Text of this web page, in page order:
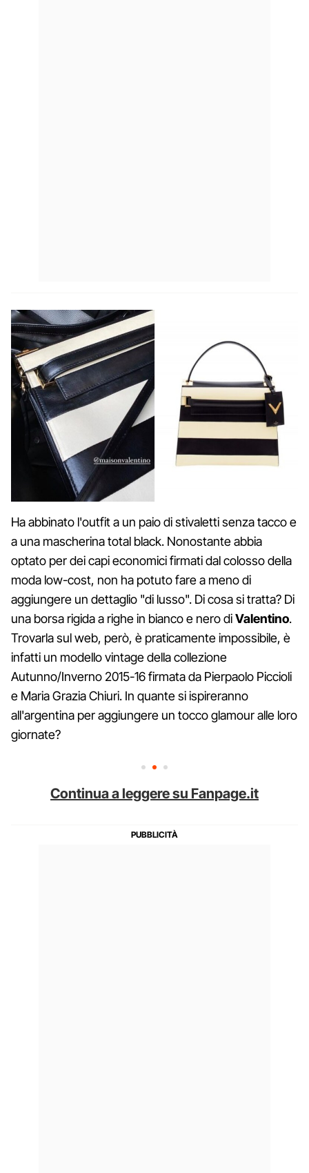
Ha abbinato l'outfit a un paio di stivaletti senza tacco e
a una mascherina total black. Nonostante abbia
optato per dei capi economici firmati dal colosso della
moda low-cost, non ha potuto fare a meno di
aggiungere un dettaglio "di lusso". Di cosa si tratta? Di
una borsa rigida a righe in bianco e nero diValentino.
Trovarla sul web, però, è praticamente impossibile, è
infatti un modello vintage della collezione
Autunno/Inverno 2015-16 firmata da Pierpaolo Piccioli
e Maria Grazia Chiuri. In quante si ispireranno
all'argentina per aggiungere un tocco glamour alle loro
giornate?
Continua a leggere su Fanpage.it